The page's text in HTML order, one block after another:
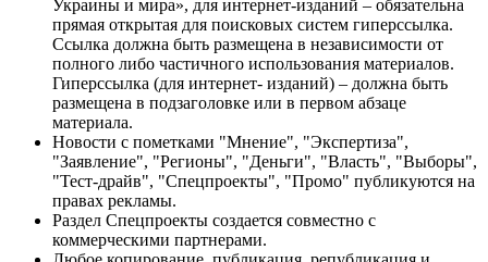
Украины и мира», для интернет-изданий – обязательна
прямая открытая для поисковых систем гиперссылка.
Ссылка должна быть размещена в независимости от
полного либо частичного использования материалов.
Гиперссылка (для интернет- изданий) – должна быть
размещена в подзаголовке или в первом абзаце
материала.
Новости с пометками "Мнение", "Экспертиза",
"Заявление", "Регионы", "Деньги", "Власть", "Выборы",
"Тест-драйв", "Спецпроекты", "Промо" публикуются на
правах рекламы.
Раздел Спецпроекты создается совместно с
коммерческими партнерами.